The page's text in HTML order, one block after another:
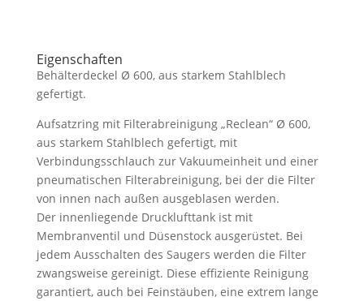
Eigenschaften
Behälterdeckel Ø 600, aus starkem Stahlblech
gefertigt.
Aufsatzring mit Filterabreinigung „Reclean“ Ø 600,
aus starkem Stahlblech gefertigt, mit
Verbindungsschlauch zur Vakuumeinheit und einer
pneumatischen Filterabreinigung, bei der die Filter
von innen nach außen ausgeblasen werden.
Der innenliegende Drucklufttank ist mit
Membranventil und Düsenstock ausgerüstet. Bei
jedem Ausschalten des Saugers werden die Filter
zwangsweise gereinigt. Diese effiziente Reinigung
garantiert, auch bei Feinstäuben, eine extrem lange